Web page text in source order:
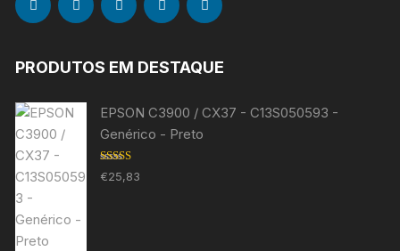
PRODUTOS EM DESTAQUE
EPSON C3900 / CX37 - C13S050593 -
Genérico - Preto
Avaliação
5.00de 5
€25,83